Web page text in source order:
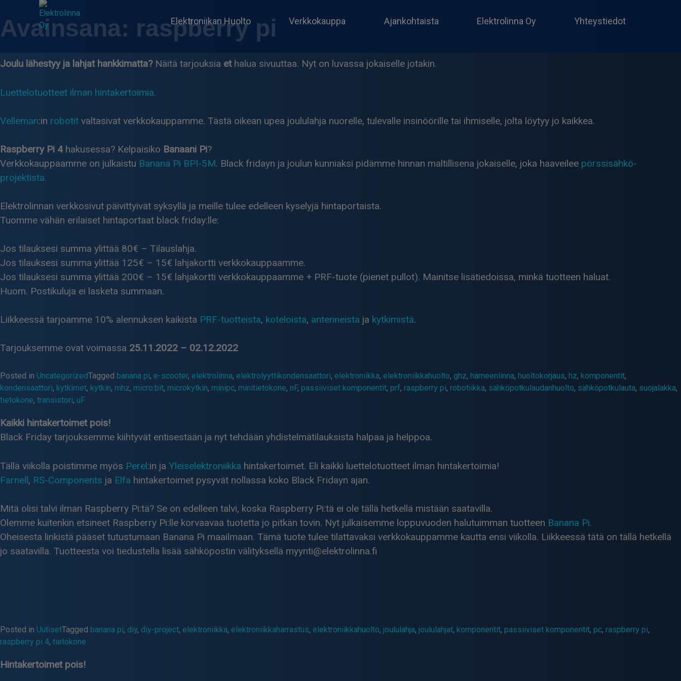
content
Elektrolinna Oy
Verkkokauppa
Elektroniikan Huolto Verkkokauppa Ajankohtaista Elektrolinna Oy Yhteystiedot
Avainsana: raspberry pi
Joulu lähestyy ja lahjat hankkimatta?Näitä tarjouksia ethalua sivuuttaa. Nyt on luvassa jokaiselle jotakin.
Luettelotuotteet ilman hintakertoimia.
Velleman:in robotit valtasivat verkkokauppamme. Tästä oikean upea joululahja nuorelle, tulevalle insinöörille tai ihmiselle, jolta löytyy jo kaikkea.
Raspberry Pi 4hakusessa? Kelpaisiko Banaani Pi?
Verkkokauppaamme on julkaistu Banana Pi BPI-5M. Black fridayn ja joulun kunniaksi pidämme hinnan maltillisena jokaiselle, joka haaveilee pörssisähkö-
projektista.
Elektrolinnan verkkosivut päivittyivät syksyllä ja meille tulee edelleen kyselyjä hintaportaista.
Tuomme vähän erilaiset hintaportaat black friday:lle:
Jos tilauksesi summa ylittää 80€ – Tilauslahja.
Jos tilauksesi summa ylittää 125€ – 15€ lahjakortti verkkokauppaamme.
Jos tilauksesi summa ylittää 200€ – 15€ lahjakortti verkkokauppaamme + PRF-tuote (pienet pullot). Mainitse lisätiedoissa, minkä tuotteen haluat.
Huom. Postikuluja ei lasketa summaan.
Liikkeessä tarjoamme 10% alennuksen kaikista PRF-tuotteista, koteloista, antenneista ja kytkimistä.
Tarjouksemme ovat voimassa 25.11.2022 – 02.12.2022
Posted in UncategorizedTagged banana pi, e-scooter, elektrolinna, elektrolyyttikondensaattori, elektroniikka, elektroniikkahuolto, ghz, hämeenlinna, huoltokorjaus, hz, komponentit,
kondensaattori, kytkimet, kytkin, mhz, micro:bit, microkytkin, minipc, minitietokone, nF, passiiviset komponentit, prf, raspberry pi, robotiikka, sähköpotkulaudanhuolto, sähköpotkulauta, suojalakka,
tietokone, transistori, uF
Kaikki hintakertoimet pois!
Black Friday tarjouksemme kiihtyvät entisestään ja nyt tehdään yhdistelmätilauksista halpaa ja helppoa.
Tällä viikolla poistimme myös Perel:in ja Yleiselektroniikka hintakertoimet. Eli kaikki luettelotuotteet ilman hintakertoimia!
Farnell, RS-Components ja Elfa hintakertoimet pysyvät nollassa koko Black Fridayn ajan.
Mitä olisi talvi ilman Raspberry Pi:tä? Se on edelleen talvi, koska Raspberry Pi:tä ei ole tällä hetkellä mistään saatavilla.
Olemme kuitenkin etsineet Raspberry Pi:lle korvaavaa tuotetta jo pitkän tovin. Nyt julkaisemme loppuvuoden halutuimman tuotteen Banana Pi.
Oheisesta linkistä pääset tutustumaan Banana Pi maailmaan. Tämä tuote tulee tilattavaksi verkkokauppamme kautta ensi viikolla. Liikkeessä tätä on tällä hetkellä
jo saatavilla. Tuotteesta voi tiedustella lisää sähköpostin välityksellä myynti@elektrolinna.fi
Posted in UutisetTagged banana pi, diy, diy-project, elektroniikka, elektroniikkaharrastus, elektroniikkahuolto, joululahja, joululahjat, komponentit, passiiviset komponentit, pc, raspberry pi,
raspberry pi 4, tietokone
Hintakertoimet pois!